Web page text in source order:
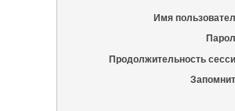
Имя
Продолжительность